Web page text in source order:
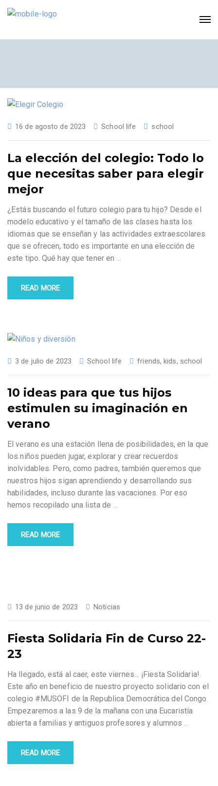
16 de agosto de 2023 School life school
La elección del colegio: Todo lo
que necesitas saber para elegir
mejor
¿Estás buscando el futuro colegio para tu hijo? Desde el
modelo educativo y el tamaño de las clases hasta los
idiomas que se enseñan y las actividades extraescolares
que se ofrecen, todo es importante en una elección de
este tipo. Qué hay que tener en…
READ MORE
3 de julio de 2023 School life friends,kids, school
10 ideas para que tus hijos
estimulen su imaginación en
verano
El verano es una estación llena de posibilidades, en la que
los niños pueden jugar, explorar y crear recuerdos
inolvidables. Pero, como padres, también queremos que
nuestros hijos sigan aprendiendo y desarrollando sus
habilidades, incluso durante las vacaciones. Por eso
hemos recopilado una lista de
READ MORE
13 de junio de 2023 Noticias
Fiesta Solidaria Fin de Curso 22-
23
Ha llegado, está al caer, este viernes… ¡Fiesta Solidaria!.
Este año en beneficio de nuestro proyecto solidario con el
colegio #MUSOFI de la Republica Democrática del Congo.
Empezaremos a las 9 de la mañana con una Eucaristía
abierta a familias y antiguos profesores y alumnos
READ MORE